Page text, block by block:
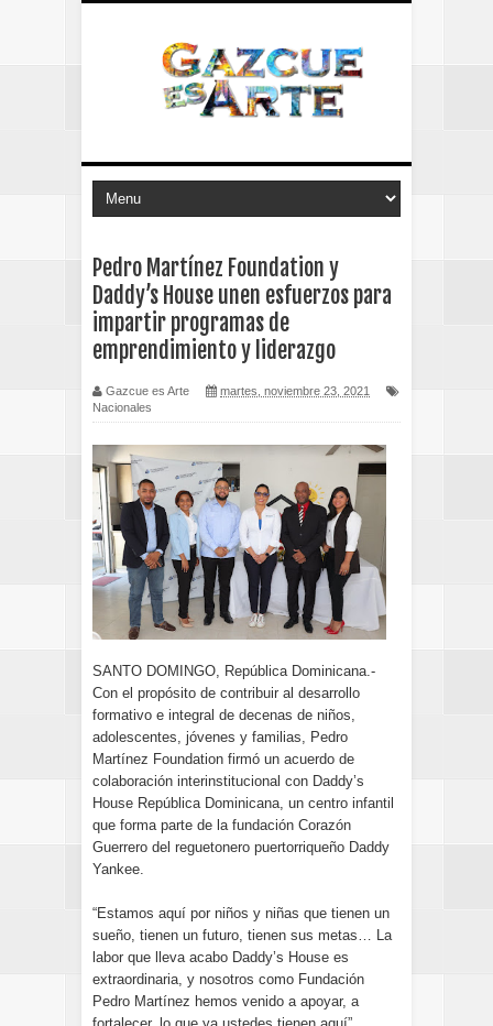
Pedro Martínez Foundation y
Daddy’s House unen esfuerzos para
impartir programas de
emprendimiento y liderazgo
Gazcue es Arte
martes, noviembre 23, 2021
Nacionales
SANTO DOMINGO, República Dominicana.-
Con el propósito de contribuir al desarrollo
formativo e integral de decenas de niños,
adolescentes, jóvenes y familias, Pedro
Martínez Foundation firmó un acuerdo de
colaboración interinstitucional con Daddy’s
House República Dominicana, un centro infantil
que forma parte de la fundación Corazón
Guerrero del reguetonero puertorriqueño Daddy
Yankee.
“Estamos aquí por niños y niñas que tienen un
sueño, tienen un futuro, tienen sus metas… La
labor que lleva acabo Daddy’s House es
extraordinaria, y nosotros como Fundación
Pedro Martínez hemos venido a apoyar, a